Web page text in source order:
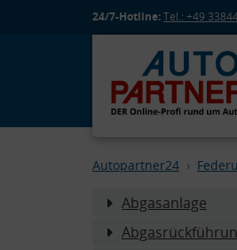
24/7-Hotline:Tel.: +49
Autopartner24
Abgasanlage